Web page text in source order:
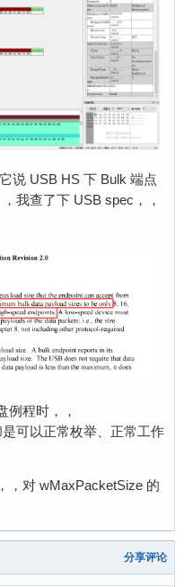
说 USB HS 下 Bulk 端点
我查了下 USB spec，，
例程时，，
可以正常枚举、正常工作
，对 wMaxPacketSize 的
分享评论